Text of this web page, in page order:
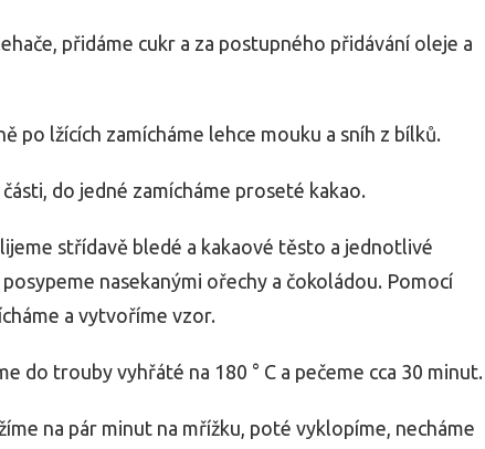
přidáme cukr a za postupného přidávání oleje a
po lžících zamícháme lehce mouku a sníh z bílků.
do jedné zamícháme proseté kakao.
střídavě bledé a kakaové těsto a jednotlivé
nasekanými ořechy a čokoládou. Pomocí
a vytvoříme vzor.
do trouby vyhřáté na 180 ° C a pečeme cca 30 minut.
na pár minut na mřížku, poté vyklopíme, necháme